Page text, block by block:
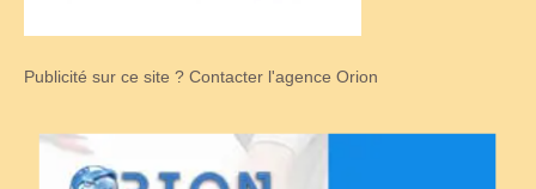
Publicité sur ce site ? Contacter l'agence Orion